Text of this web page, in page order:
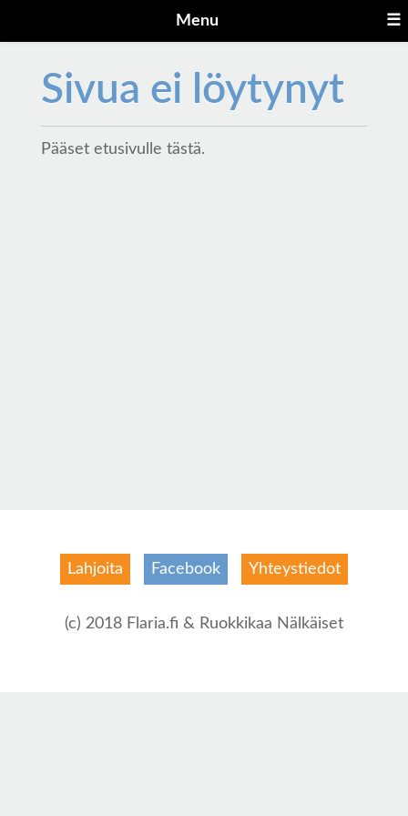
Menu ☰
Sivua ei löytynyt
Pääset etusivulle tästä.
Lahjoita Facebook Yhteystiedot
(c) 2018 Flaria.fi & Ruokkikaa Nälkäiset